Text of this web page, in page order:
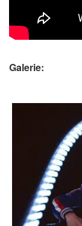
Galerie: